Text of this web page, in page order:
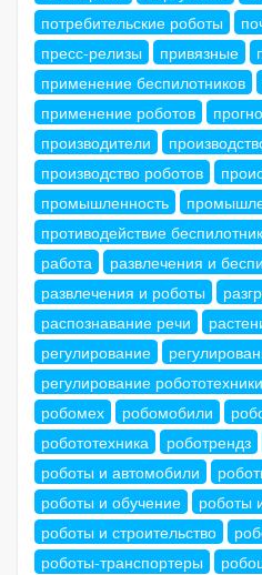
потребительские роботы
пресс-релизы
привязные
применение беспилотников
применение роботов
производители
производство роботов
промышленность
противодействие
работа
развлечения и
развлечения и роботы
распознавание речи
регулирование
регулирование робототехники
робомех
робомобили
робототехника
роботрендз
роботы и автомобили
роботы и обучение
роботы
роботы и строительство
роботы-транспортеры